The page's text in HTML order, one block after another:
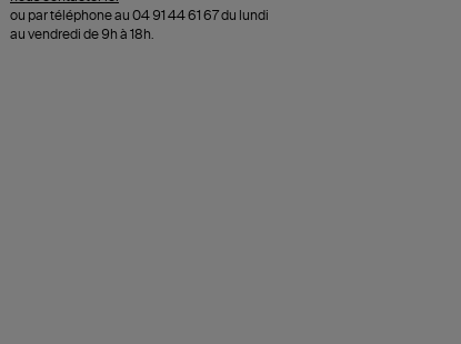
ou par téléphone au 04 91 44 61 67 du lundi
au vendredi de 9h à 18h.